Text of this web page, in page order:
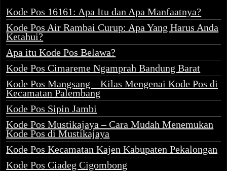
Kode Pos 16161: Apa Itu dan Apa Manfaatnya?
Kode Pos Air Rambai Curup: Apa Yang Harus Anda
Ketahui?
Apa itu Kode Pos Belawa?
Kode Pos Cimareme Ngamprah Bandung Barat
Kode Pos Mangsang – Kilas Mengenai Kode Pos di
Kecamatan Palembang
Kode Pos Sipin Jambi
Kode Pos Mustikajaya – Cara Mudah Menemukan
Kode Pos di Mustikajaya
Kode Pos Kecamatan Kajen Kabupaten Pekalongan
Kode Pos Ciadeg Cigombong